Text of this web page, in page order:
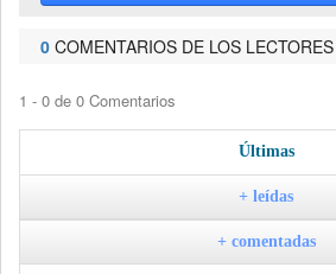
0 COMENTARIOS DE LOS LECTORES
1 - 0 de 0 Comentarios
Últimas
+ leídas
+ comentadas